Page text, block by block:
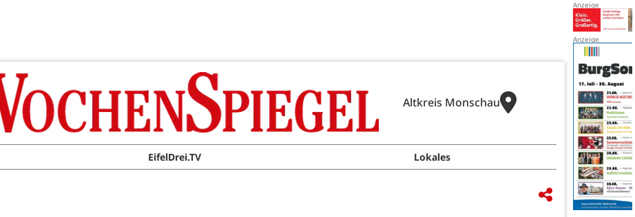
Altkreis Monschau
EifelDrei.TV Lokales